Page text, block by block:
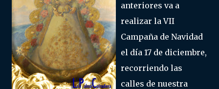
anteriores va a
realizar la VII
Campaña de Navidad
el día 17 de diciembre,
recorriendo las
calles de nuestra